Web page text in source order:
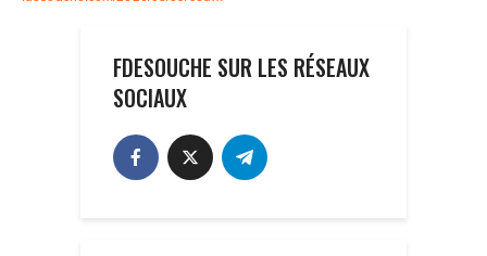
FDESOUCHE SUR LES RÉSEAUX
SOCIAUX